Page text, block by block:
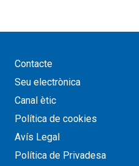
Contacte
Seu electrònica
Canal ètic
Política de cookies
Avís Legal
Política de Privadesa